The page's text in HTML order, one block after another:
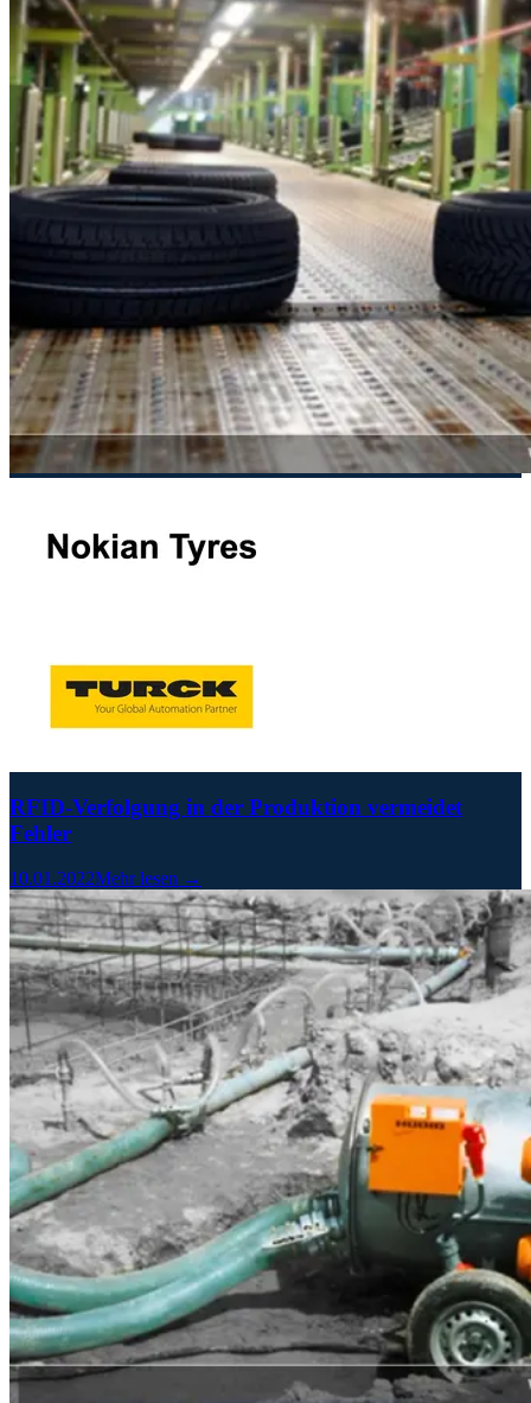
RFID-Verfolgung in der Produktion vermeidet
Fehler
10.01.2022Mehr lesen →